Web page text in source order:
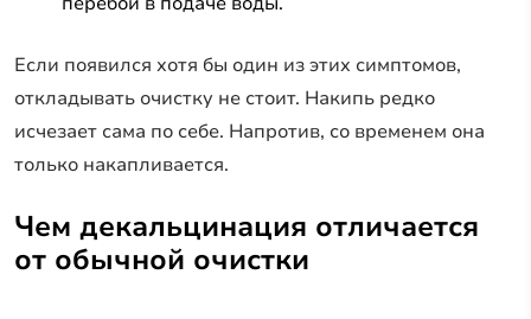
Если появился хотя бы один из этих симптомов,
откладывать очистку не стоит. Накипь редко
исчезает сама по себе. Напротив, со временем она
только накапливается.
Чем декальцинация отличается
от обычной очистки